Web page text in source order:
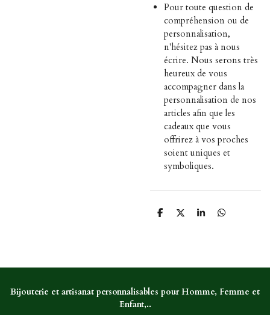
Pour toute question de
compréhension ou de
personnalisation,
n'hésitez pas à nous
écrire. Nous serons très
heureux de vous
accompagner dans la
personnalisation de nos
articles afin que les
cadeaux que vous
offrirez à vos proches
soient uniques et
symboliques.
P
e
P
e
P
e
P
e
Bijouterie et artisanat personnalisables pour Homme, Femme et
Enfant,..